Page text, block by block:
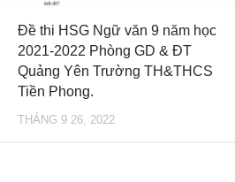
Đề thi HSG Ngữ văn 9 năm học
2021-2022 Phòng GD & ĐT
Quảng Yên Trường TH&THCS
Tiền Phong.
THÁNG 9 26, 2022